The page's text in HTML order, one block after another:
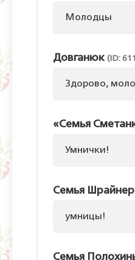
Молодцы
Довганюк (ID:
Здорово,
«Семья
Умнички!
Семья Шрайнер
умницы!
Семья